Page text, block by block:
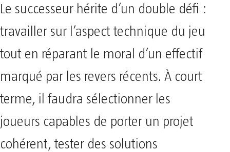
Le successeur hérite d’un double défi :
travailler sur l’aspect technique du jeu
tout en réparant le moral d’un effectif
marqué par les revers récents. À court
terme, il faudra sélectionner les
joueurs capables de porter un projet
cohérent, tester des solutions